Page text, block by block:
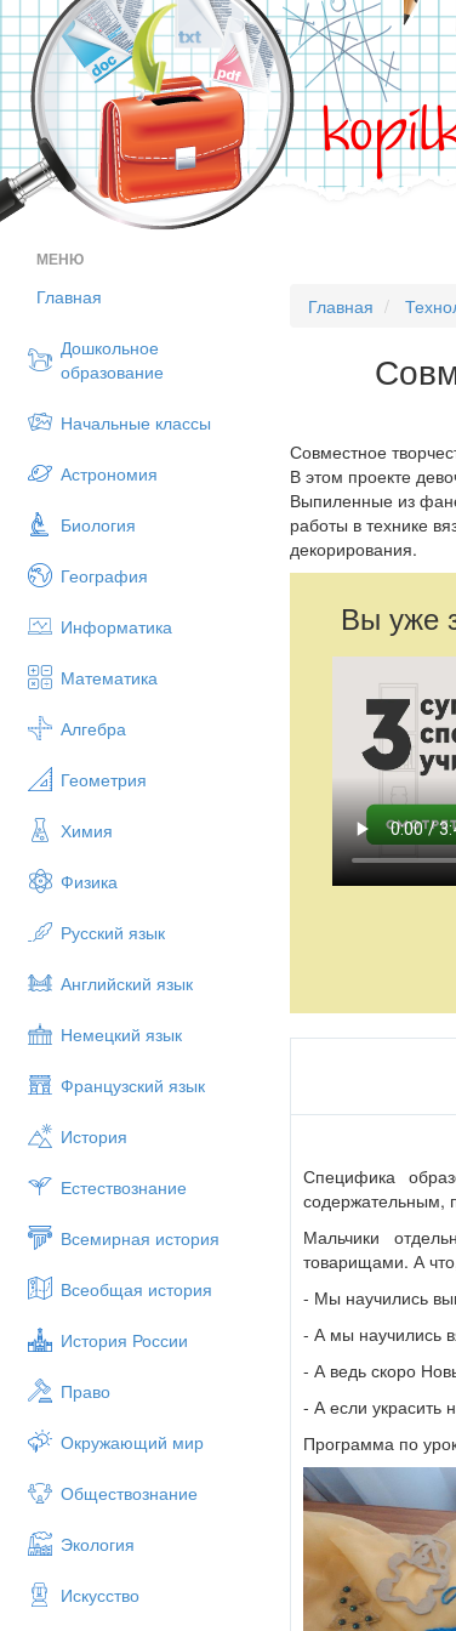
МЕНЮ
Главная
Дошкольное
образование
Начальные классы
Астрономия
Биология
География
Информатика
Математика
Алгебра
Геометрия
Химия
Физика
Русский язык
Английский язык
Немецкий язык
Французский язык
История
Естествознание
Всемирная история
Всеобщая история
История России
Право
Окружающий мир
Обществознание
Экология
Искусство
Главная
Совместное
В этом проекте
Выпиленные из
работы в технике
декорирования.
Вы уже
Специфика
содержательным,
Мальчики
товарищами. А
- Мы научились
- А мы научились
- А ведь скоро
- А если украсить
Программа по